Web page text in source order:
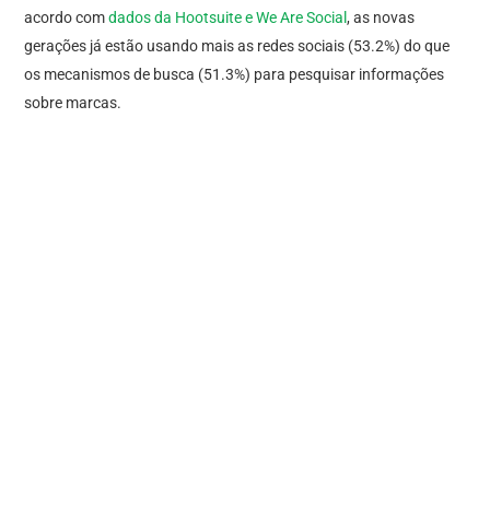
acordo comdados da Hootsuite e We Are Social, as novas
gerações já estão usando mais as redes sociais (53.2%) do que
os mecanismos de busca (51.3%) para pesquisar informações
sobre marcas.